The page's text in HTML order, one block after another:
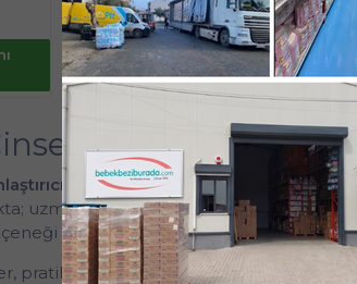
Ekle
Yaz Fırsatlarını
kaçırma !
Yaz
Sağlık İçin
jel
ürünlerini güvenilir markalarla
uzman onayından geçmiş
bulabilirsiniz.
pratik ambalaj yapısı ve kolay